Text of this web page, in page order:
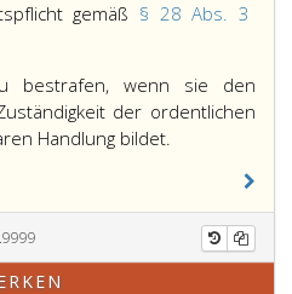
gemäß § 28 Abs. 3
bestrafen, wenn sie den
der ordentlichen
Handlung bildet.